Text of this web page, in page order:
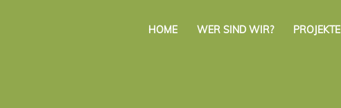
HOME WER SIND WIR? PROJEKTE